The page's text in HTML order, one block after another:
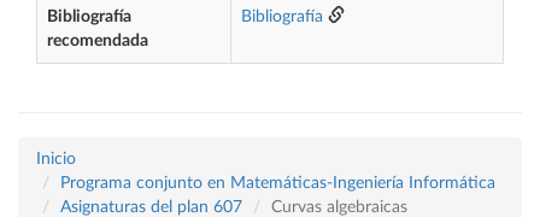
Bibliografía
recomendada
Bibliografía
Inicio
Programa conjunto en Matemáticas-Ingeniería Informática
Asignaturas del plan 607
Curvas algebraicas